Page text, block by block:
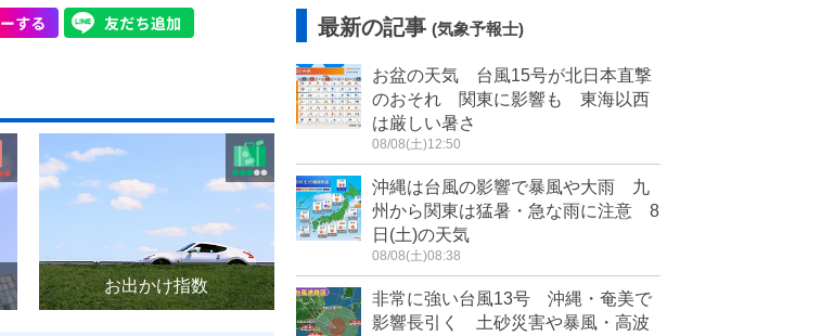
お出かけ指数
最新の記事 (気象予報士)
お盆の天気 台風15号が北日本直撃
のおそれ 関東に影響も 東海以西
は厳しい暑さ
08/08(土)12:50
沖縄は台風の影響で暴風や大雨 九
州から関東は猛暑・急な雨に注意 8
日(土)の天気
08/08(土)08:38
非常に強い台風13号 沖縄・奄美で
影響長引く 土砂災害や暴風・高波